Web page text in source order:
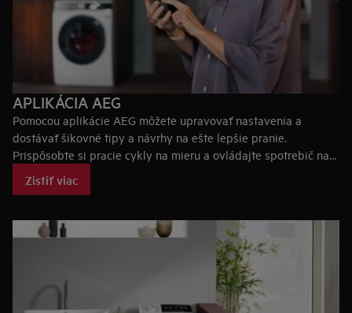
APLIKÁCIA AEG
Pomocou aplikácie AEG môžete upravovať nastavenia a
dostávať šikovné tipy a návrhy na ešte lepšie pranie.
Prispôsobte si pracie cykly na mieru a ovládajte spotrebič na
Zistiť viac